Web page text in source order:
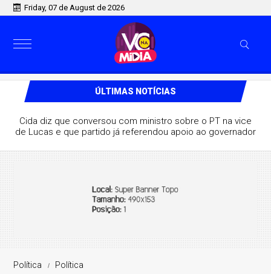
Friday, 07 de August de 2026
ÚLTIMAS NOTÍCIAS
Cida diz que conversou com ministro sobre o PT na vice
de Lucas e que partido já referendou apoio ao governador
Política Política